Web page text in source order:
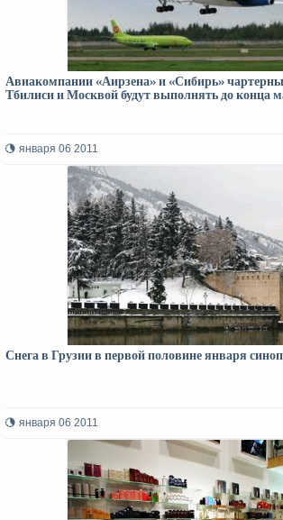
Авиакомпании «Аирзена» и «Сибирь»
Тбилиси и Москвой будут выполнять до конца
января 06 2011
Снега в Грузии в первой половине января
января 06 2011